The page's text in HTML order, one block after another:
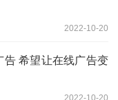
2022-10-20
告 希望让在线广告变
2022-10-20